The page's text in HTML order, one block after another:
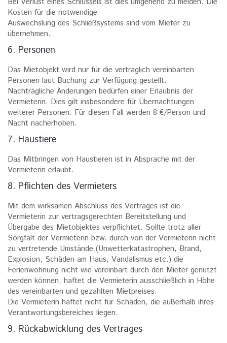
Kosten für die notwendige
Auswechslung des Schließsystems sind vom Mieter zu
übernehmen.
6. Personen
Das Mietobjekt wird nur für die vertraglich vereinbarten
Personen laut Buchung zur Verfügung gestellt.
Nachträgliche Änderungen bedürfen einer Erlaubnis der
Vermieterin. Dies gilt insbesondere für Übernachtungen
weiterer Personen. Für diesen Fall werden 8 €/Person und
Nacht nacherhoben.
7. Haustiere
Das Mitbringen von Haustieren ist in Absprache mit der
Vermieterin erlaubt.
8. Pflichten des Vermieters
Mit dem wirksamen Abschluss des Vertrages ist die
Vermieterin zur vertragsgerechten Bereitstellung und
Übergabe des Mietobjektes verpflichtet. Sollte trotz aller
Sorgfalt der Vermieterin bzw. durch von der Vermieterin nicht
zu vertretende Umstände (Unwetterkatastrophen, Brand,
Explosion, Schäden am Haus, Vandalismus etc.) die
Ferienwohnung nicht wie vereinbart durch den Mieter genutzt
werden können, haftet die Vermieterin ausschließlich in Höhe
des vereinbarten und gezahlten Mietpreises.
Die Vermieterin haftet nicht für Schäden, die außerhalb ihres
Verantwortungsbereiches liegen.
9. Rückabwicklung des Vertrages